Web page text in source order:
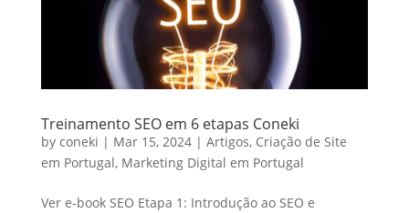
Treinamento SEO em 6 etapas Coneki
by coneki | Mar 15, 2024| Artigos, Criação de Site
em Portugal, Marketing Digital em Portugal
Ver e-book SEO Etapa 1: Introdução ao SEO e